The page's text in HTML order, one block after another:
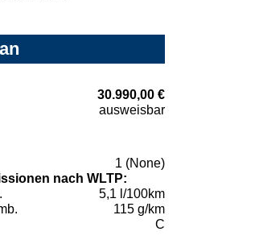
30.990,00 €
ausweisbar
1 (None)
nach WLTP:
5,1 l/100km
115 g/km
C